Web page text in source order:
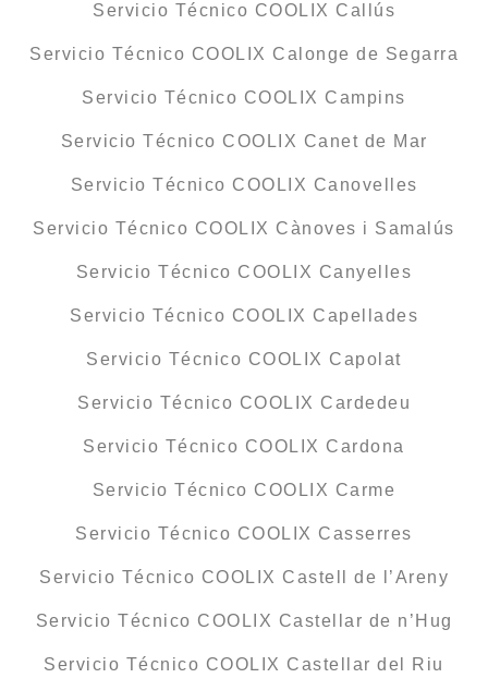
Servicio Técnico COOLIX Callús
Servicio Técnico COOLIX Calonge de Segarra
Servicio Técnico COOLIX Campins
Servicio Técnico COOLIX Canet de Mar
Servicio Técnico COOLIX Canovelles
Servicio Técnico COOLIX Cànoves i Samalús
Servicio Técnico COOLIX Canyelles
Servicio Técnico COOLIX Capellades
Servicio Técnico COOLIX Capolat
Servicio Técnico COOLIX Cardedeu
Servicio Técnico COOLIX Cardona
Servicio Técnico COOLIX Carme
Servicio Técnico COOLIX Casserres
Servicio Técnico COOLIX Castell de l’Areny
Servicio Técnico COOLIX Castellar de n’Hug
Servicio Técnico COOLIX Castellar del Riu